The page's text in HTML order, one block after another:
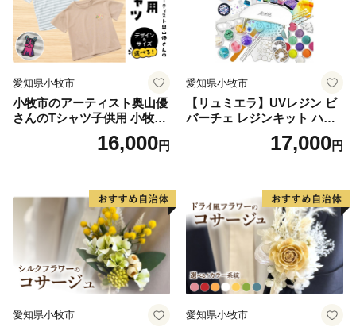
愛知県小牧市
小牧市のアーティスト奥山優
さんのTシャツ子供用 小牧市
16,000円
愛知県小牧市
【リュミエラ】UVレジン ビ
バーチェ レジンキット ハン
ドメイド レジンクラフト ア
クセサリーキット 手作り セ
17,000円
愛知県小牧市 愛知県小牧市